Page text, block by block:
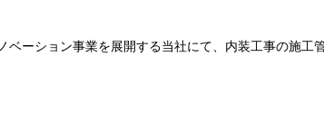
ーション事業を展開する当社にて、内装工事の施工